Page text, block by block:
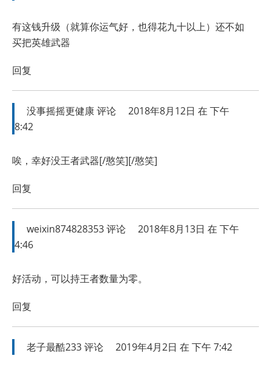
有这钱升级（就算你运气好，也得花九十以上）还不如
买把英雄武器
回复
没事摇摇更健康评论
2018年8月12日 在 下午
8:42
唉，幸好没王者武器[/憨笑][/憨笑]
回复
weixin874828353评论
2018年8月13日 在 下午
4:46
好活动，可以持王者数量为零。
回复
老子最酷233评论 2019年4月2日 在 下午 7:42